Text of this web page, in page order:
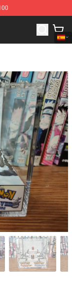
of Pokemon